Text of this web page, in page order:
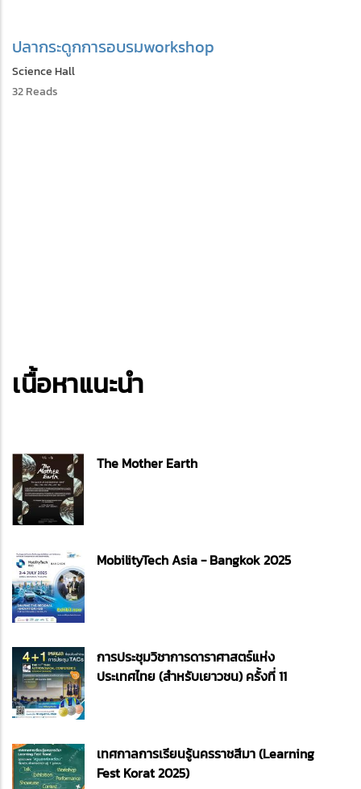
ปลากระดูกการอบรมworkshop
Science Hall
32 Reads
เนื้อหาแนะนำ
The Mother Earth
MobilityTech Asia - Bangkok 2025
การประชุมวิชาการดาราศาสตร์แห่ง
ประเทศไทย (สำหรับเยาวชน) ครั้งที่ 11
เทศกาลการเรียนรู้นครราชสีมา (Learning
Fest Korat 2025)